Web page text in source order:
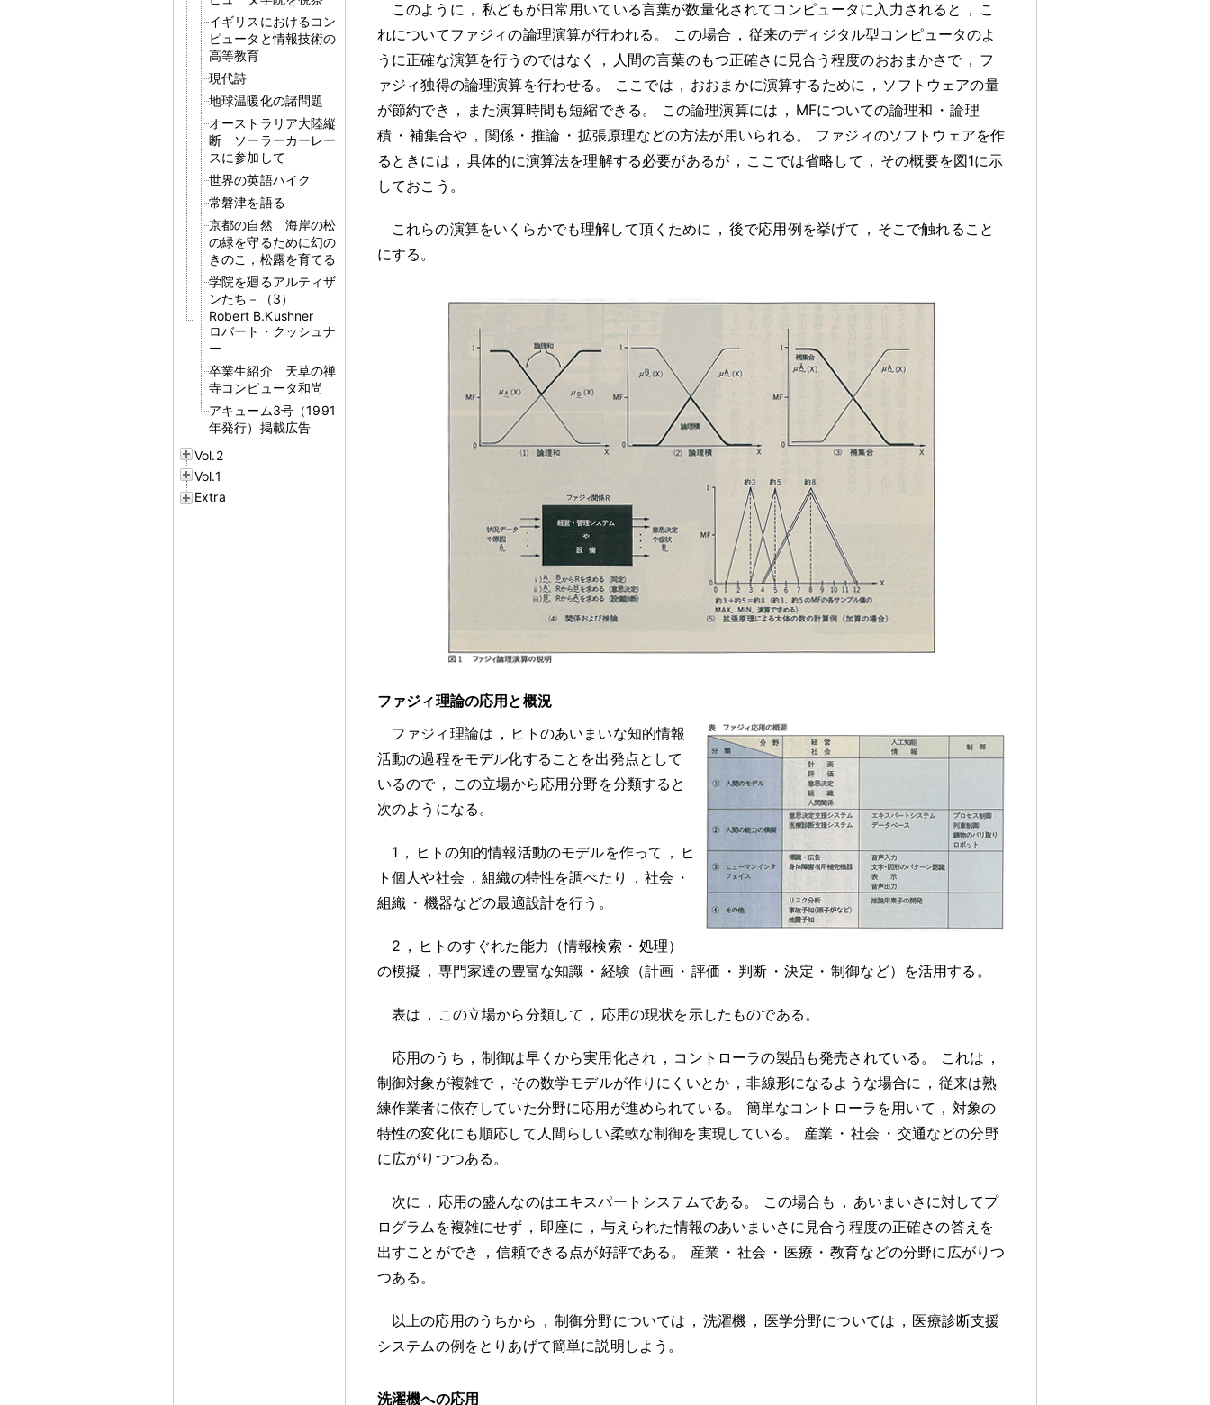
イギリスにおけるコン
ピュータと情報技術の
高等教育
現代詩
地球温暖化の諸問題
オーストラリア大陸縦
断 ソーラーカーレー
スに参加して
世界の英語ハイク
常磐津を語る
京都の自然 海岸の松
の緑を守るために幻の
きのこ，松露を育てる
学院を廻るアルティザ
ンたち－（3）
Robert B.Kushner
ロバート・クッシュナ
ー
卒業生紹介 天草の禅
寺コンピュータ和尚
アキューム3号（1991
年発行）掲載広告
Vol.2
Vol.1
Extra
このように ， 私どもが日常用いている言葉が数量化されてコンピュータに入力されると ， こ
れについてファジィの論理演算が行われる 。 この場合 ， 従来のディジタル型コンピュータのよ
うに正確な演算を行うのではなく
， 人間の言葉のもつ正確さに見合う程度のおおまかさで ， フ
ァジィ独得の論理演算を行わせる 。 ここでは ， おおまかに演算するために ， ソフトウェアの量
が節約でき ， また演算時間も短縮できる 。 この論理演算には ， MFについての論理和 ・ 論理
積 ・ 補集合や ， 関係 ・ 推論 ・ 拡張原理などの方法が用いられる 。
ファジィのソフトウェアを作
るときには ， 具体的に演算法を理解する必要があるが ， ここでは省略して ， その概要を図1に示
しておこう 。
これらの演算をいくらかでも理解して頂くために ， 後で応用例を挙げて ， そこで触れること
にする 。
ファジィ理論の応用と概況
ファジィ理論は ， ヒトのあいまいな知的情報
活動の過程をモデル化することを出発点として
いるので ， この立場から応用分野を分類すると
次のようになる 。
1 ， ヒトの知的情報活動のモデルを作って ， ヒ
ト個人や社会 ， 組織の特性を調べたり ， 社会 ・
組織 ・ 機器などの最適設計を行う 。
2 ， ヒトのすぐれた能力（情報検索 ・ 処理）
の模擬 ， 専門家達の豊富な知識 ・ 経験（計画 ・ 評価 ・ 判断 ・ 決定 ・ 制御など）を活用する 。
表は ， この立場から分類して ， 応用の現状を示したものである 。
応用のうち ， 制御は早くから実用化され ， コントローラの製品も発売されている 。 これは ，
制御対象が複雑で ， その数学モデルが作りにくいとか ， 非線形になるような場合に ， 従来は熟
練作業者に依存していた分野に応用が進められている 。 簡単なコントローラを用いて ， 対象の
特性の変化にも順応して人間らしい柔軟な制御を実現している 。 産業 ・ 社会 ・ 交通などの分野
に広がりつつある 。
次に ， 応用の盛んなのはエキスパートシステムである 。 この場合も ， あいまいさに対してプ
ログラムを複雑にせず ， 即座に ， 与えられた情報のあいまいさに見合う程度の正確さの答えを
出すことができ ， 信頼できる点が好評である 。 産業 ・ 社会 ・ 医療 ・ 教育などの分野に広がりつ
つある 。
以上の応用のうちから ， 制御分野については ， 洗濯機 ， 医学分野については ， 医療診断支援
システムの例をとりあげて簡単に説明しよう 。
洗濯機への応用